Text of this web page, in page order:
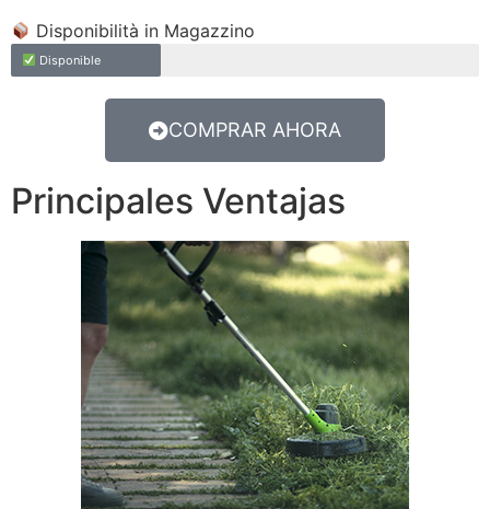
Disponibilità in Magazzino
Disponible
COMPRAR AHORA
Principales Ventajas